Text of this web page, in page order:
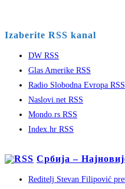
Izaberite RSS kanal
DW RSS
Glas Amerike RSS
Radio Slobodna Evropa RSS
Naslovi.net RSS
Mondo.rs RSS
Index.hr RSS
Србија –
Reditelj Stevan Filipović